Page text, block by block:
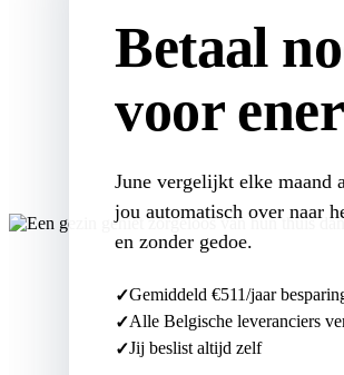
Betaal
voor
June vergelijkt elke maand
jou automatisch over naar
en zonder gedoe.
Gemiddeld €511/jaar
Alle Belgische leveranciers
Jij beslist altijd zelf